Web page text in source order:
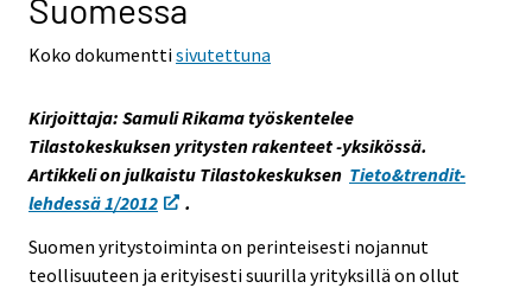
Suomessa
Koko dokumenttisivutettuna
Kirjoittaja: Samuli Rikama työskentelee
Tilastokeskuksen yritysten rakenteet -yksikössä.
Artikkeli on julkaistu Tilastokeskuksen Tieto&trendit-
lehdessä 1/2012
.
Suomen yritystoiminta on perinteisesti nojannut
teollisuuteen ja erityisesti suurilla yrityksillä on ollut